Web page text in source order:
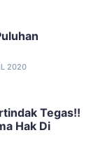
2020
Tegas!!
Hak Di